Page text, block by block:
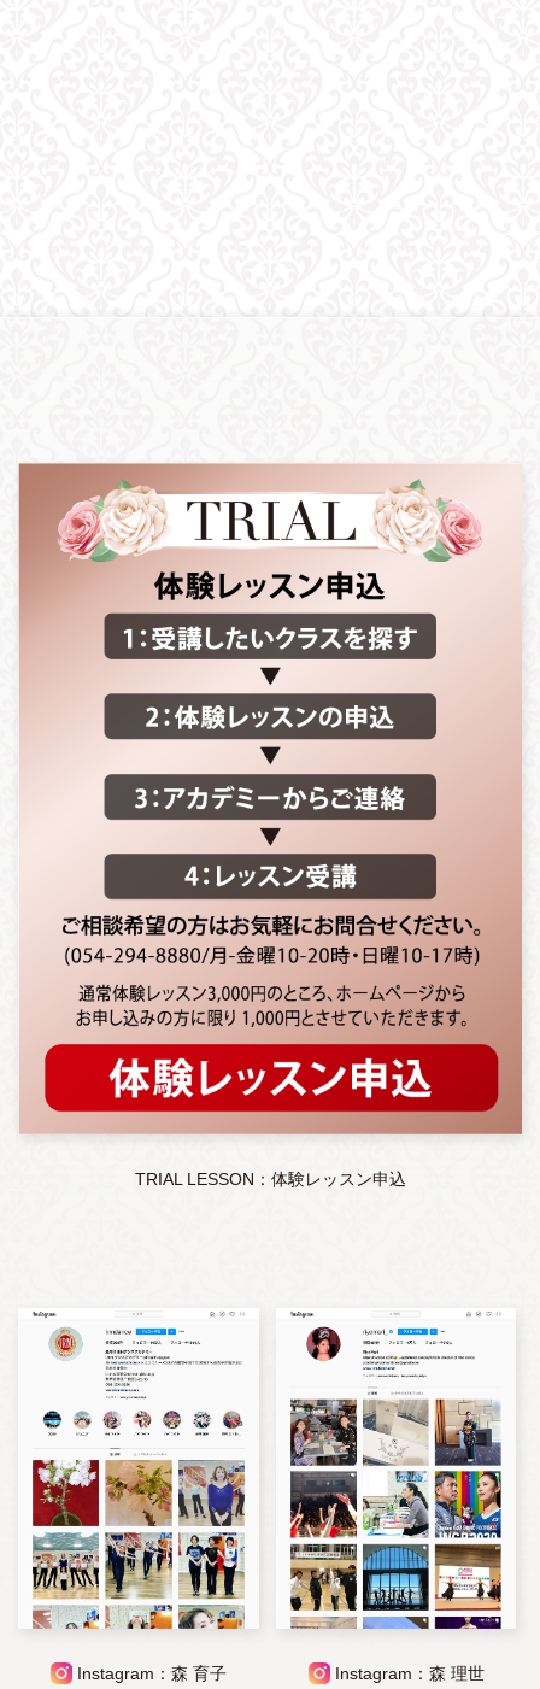
TRIAL LESSON：体験レッスン申込
Instagram：森 育子 Instagram：森 理世